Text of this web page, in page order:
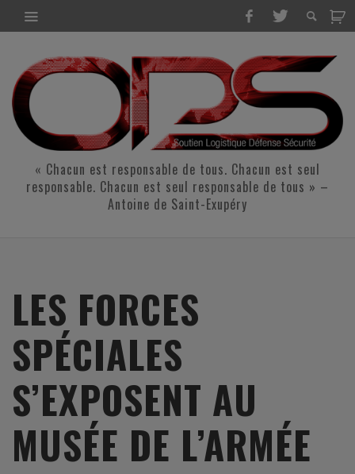
« Chacun est responsable de tous. Chacun est seul
responsable. Chacun est seul responsable de tous » –
Antoine de Saint-Exupéry
LES FORCES
SPÉCIALES
S’EXPOSENT AU
MUSÉE DE L’ARMÉE